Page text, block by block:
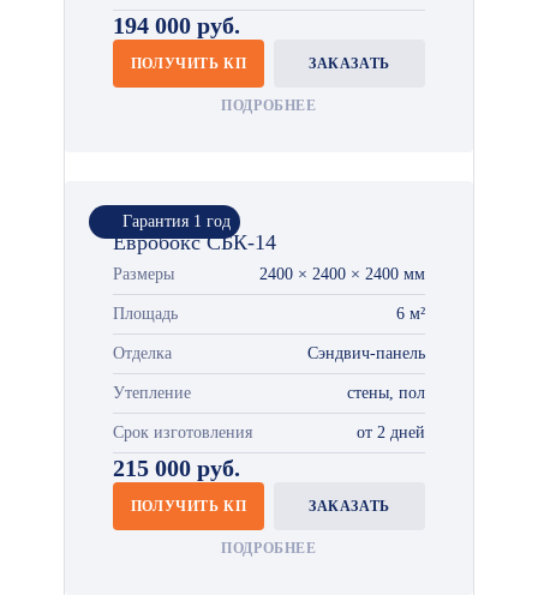
194 000 руб.
ПОЛУЧИТЬ КП ЗАКАЗАТЬ
ПОДРОБНЕЕ
Гарантия 1 год
Евробокс СБК-14
Размеры 2400 × 2400 × 2400 мм
Площадь 6 м²
Отделка Сэндвич-панель
Утепление стены, пол
Срок изготовления от 2 дней
215 000 руб.
ПОЛУЧИТЬ КП ЗАКАЗАТЬ
ПОДРОБНЕЕ